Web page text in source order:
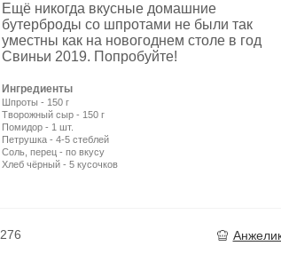
Ещё никогда вкусные домашние
бутерброды со шпротами не были так
уместны как на новогоднем столе в год
Свиньи 2019. Попробуйте!
Ингредиенты
Шпроты - 150 г
Творожный сыр - 150 г
Помидор - 1 шт.
Петрушка - 4-5 стеблей
Соль, перец - по вкусу
Хлеб чёрный - 5 кусочков
276